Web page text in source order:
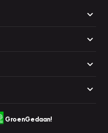
GroenGedaan!